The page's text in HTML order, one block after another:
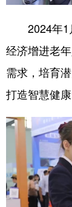
2024年1
经济增进老
需求，培育
打造智慧健